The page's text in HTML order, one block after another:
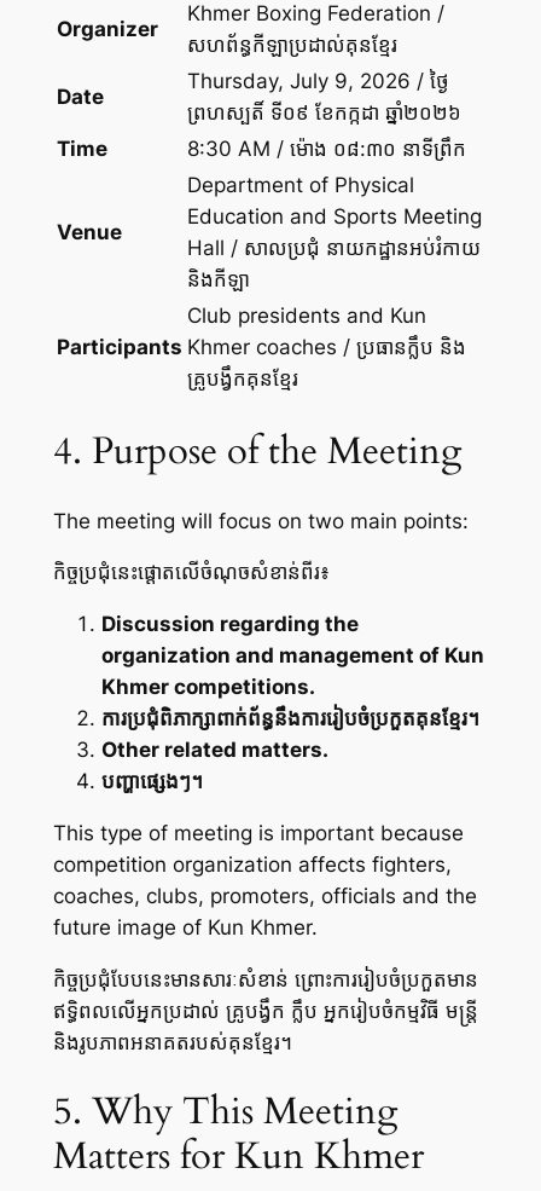
Organizer
Khmer Boxing Federation /
សហព័ន្ធកីឡាប្រដាល់គុនខ្មែរ
Date
Thursday, July 9, 2026 / ថ្ងៃ
ព្រហស្បតិ៍ ទី០៩ ខែកក្កដា ឆ្នាំ២០២៦
Time
8:30 AM / ម៉ោង ០៨:៣០ នាទីព្រឹក
Venue
Department of Physical
Education and Sports Meeting
Hall / សាលប្រជុំ នាយកដ្ឋានអប់រំកាយ
និងកីឡា
Participants
Club presidents and Kun
Khmer coaches / ប្រធានក្លឹប និង
គ្រូបង្វឹកគុនខ្មែរ
4. Purpose of the Meeting
The meeting will focus on two main points:
កិច្ចប្រជុំនេះផ្តោតលើចំណុចសំខាន់ពីរ៖
Discussion regarding the
organization and management of Kun
Khmer competitions.
ការប្រជុំពិភាក្សាពាក់ព័ន្ធនឹងការរៀបចំប្រកួតគុនខ្មែរ។
Other related matters.
បញ្ហាផ្សេងៗ។
This type of meeting is important because
competition organization affects fighters,
coaches, clubs, promoters, officials and the
future image of Kun Khmer.
កិច្ចប្រជុំបែបនេះមានសារៈសំខាន់ ព្រោះការរៀបចំប្រកួតមាន
ឥទ្ធិពលលើអ្នកប្រដាល់ គ្រូបង្វឹក ក្លឹប អ្នករៀបចំកម្មវិធី មន្ត្រី
និងរូបភាពអនាគតរបស់គុនខ្មែរ។
5. Why This Meeting
Matters for Kun Khmer